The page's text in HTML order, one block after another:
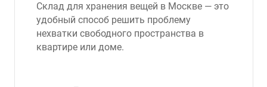
Склад для хранения вещей в Москве — это
удобный способ решить проблему
нехватки свободного пространства в
квартире или доме.